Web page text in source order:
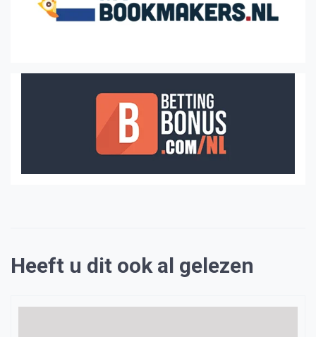
Heeft u dit ook al gelezen